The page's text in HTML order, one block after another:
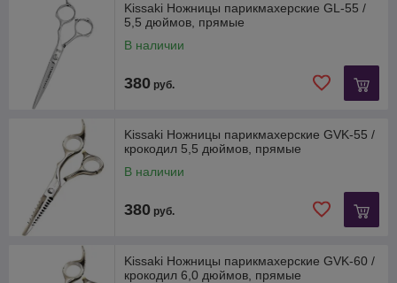
Kissaki Ножницы парикмахерские GL-55 /
5,5 дюймов, прямые
В наличии
380 руб.
Kissaki Ножницы парикмахерские GVK-55 /
крокодил 5,5 дюймов, прямые
В наличии
380 руб.
Kissaki Ножницы парикмахерские GVK-60 /
крокодил 6,0 дюймов, прямые